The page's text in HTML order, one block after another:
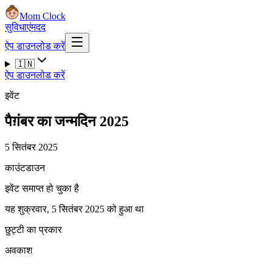
Mom Clock
सुविधाएंमदद
ऐप डाउनलोड करें
🇮🇳
ऐप डाउनलोड करें
इवेंट
पैग़ंबर का जन्मदिन 2025
5 सितंबर 2025
काउंटडाउन
इवेंट समाप्त हो चुका है
यह शुक्रवार, 5 सितंबर 2025 को हुआ था
छुट्टी का प्रकार
अवकाश